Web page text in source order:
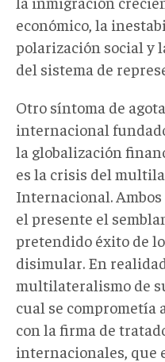
económico, la
polarización social y
del sistema de
Otro síntoma de
internacional
la globalización
es la crisis del
Internacional.
el presente el
pretendido éxito de
disimular. En
multilateralismo de
cual se comprometía
con la firma de
internacionales, que